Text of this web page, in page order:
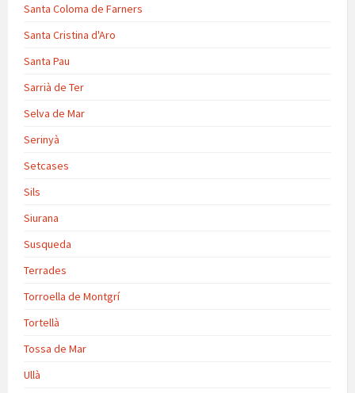
Santa Coloma de Farners
Santa Cristina d'Aro
Santa Pau
Sarrià de Ter
Selva de Mar
Serinyà
Setcases
Sils
Siurana
Susqueda
Terrades
Torroella de Montgrí
Tortellà
Tossa de Mar
Ullà